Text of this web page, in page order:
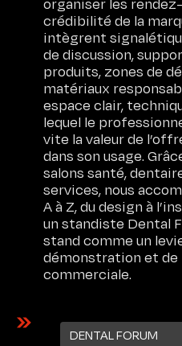
organiser les
crédibilité de la
intègrent
de discussion,
produits, zones de
matériaux
espace clair,
lequel le
vite la valeur de
dans son usage.
salons santé,
services, nous
A à Z, du design à
un standiste Dental
stand comme un
démonstration et
commerciale.
DENTAL FORUM